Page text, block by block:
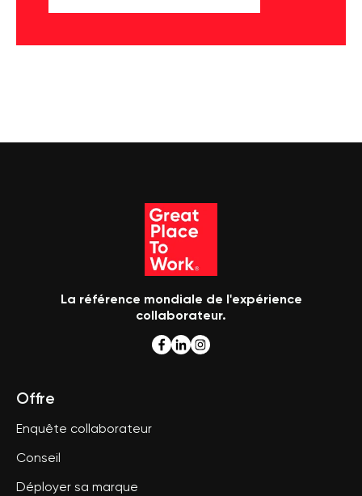
La référence mondiale de l'expérience
collaborateur.
Offre
Enquête collaborateur
Conseil
Déployer sa marque